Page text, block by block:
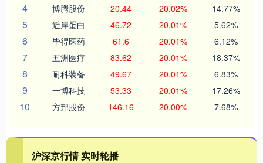
4 博腾股份 20.44 20.02% 14.77%
5 近岸蛋白 46.72 20.01% 5.62%
6 毕得医药 61.6 20.01% 6.12%
7 五洲医疗 83.62 20.01% 18.37%
8 耐科装备 49.67 20.01% 6.83%
9 一博科技 53.33 20.01% 17.26%
10 方邦股份 146.16 20.00% 7.68%
沪深京行情 实时轮播